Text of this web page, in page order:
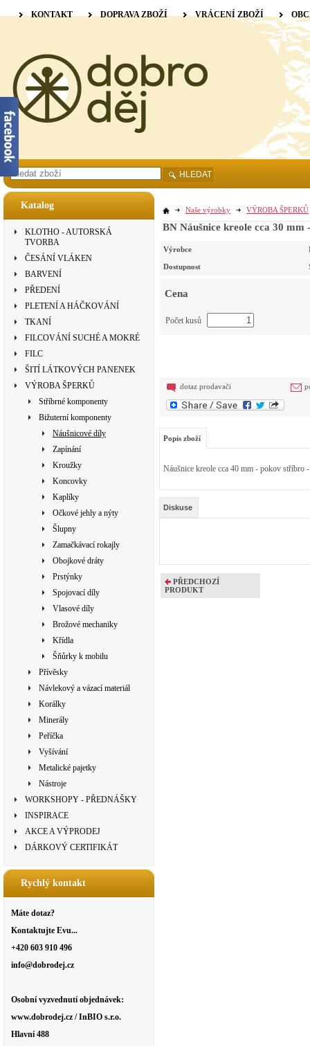
Katalog
KLOTHO - AUTORSKÁ
TVORBA
ČESÁNÍ VLÁKEN
BARVENÍ
PŘEDENÍ
PLETENÍ A HÁČKOVÁNÍ
TKANÍ
FILCOVÁNÍ SUCHÉ A MOKRÉ
FILC
ŠITÍ LÁTKOVÝCH PANENEK
VÝROBA ŠPERKŮ
Stříbrné komponenty
Bižuterní komponenty
Náušnicové díly
Zapínání
Kroužky
Koncovky
Kaplíky
Očkové jehly a nýty
Šlupny
Zamačkávací rokajly
Obojkové dráty
Prstýnky
Spojovací díly
Vlasové díly
Brožové mechaniky
Křídla
Šňůrky k mobilu
Přívěsky
Návlekový a vázací materiál
Korálky
Minerály
Peříčka
Vyšívání
Metalické pajetky
Nástroje
WORKSHOPY - PŘEDNÁŠKY
INSPIRACE
AKCE A VÝPRODEJ
DÁRKOVÝ CERTIFIKÁT
Rychlý kontakt
Máte dotaz?
Kontaktujte Evu...
+420 603 910 496
info@dobrodej.cz
Osobní vyzvednutí objednávek:
www.dobrodej.cz / InBIO s.r.o.
Hlavní 488
Naše výrobky VÝROBA ŠPERKŮ
BN Náušnice kreole cca 30 mm
Výrobce
Dostupnost
Cena
Počet kusů
dotaz prodavači
Popis zboží
Náušnice kreole cca 40 mm - pokov
Diskuse
PŘEDCHOZÍ
PRODUKT
KONTAKT DOPRAVA ZBOŽÍ VRÁCENÍ ZBOŽÍ
HLEDAT